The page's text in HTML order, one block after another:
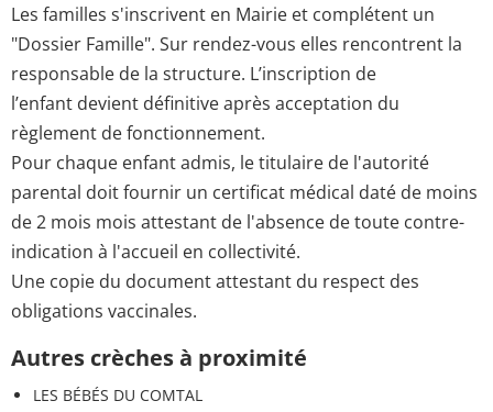
Les familles s'inscrivent en Mairie et complétent un
"Dossier Famille". Sur rendez-vous elles rencontrent la
responsable de la structure. L’inscription de
l’enfant devient définitive après acceptation du
règlement de fonctionnement.
Pour chaque enfant admis, le titulaire de l'autorité
parental doit fournir un certificat médical daté de moins
de 2 mois mois attestant de l'absence de toute contre-
indication à l'accueil en collectivité.
Une copie du document attestant du respect des
obligations vaccinales.
Autres crèches à proximité
LES BÉBÉS DU COMTAL